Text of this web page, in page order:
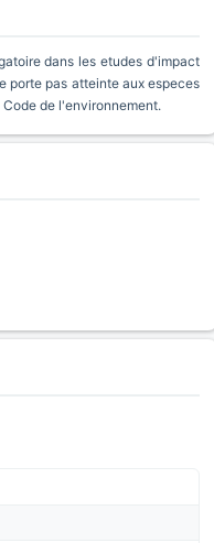
dans les etudes d'impact
porte pas atteinte aux especes
Code de l'environnement.